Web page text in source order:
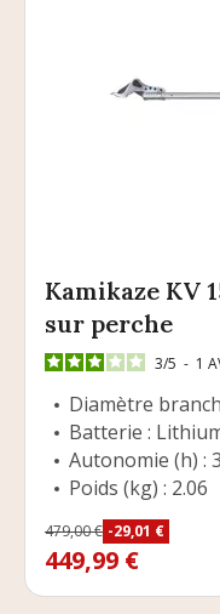
Kamikaze KV
sur perche
3/5 - 1
Diamètre
Batterie :
Autonomie (h) :
Poids (kg) : 2.06
Prix de base
479,00 € -29,01 €
Prix
449,99 €